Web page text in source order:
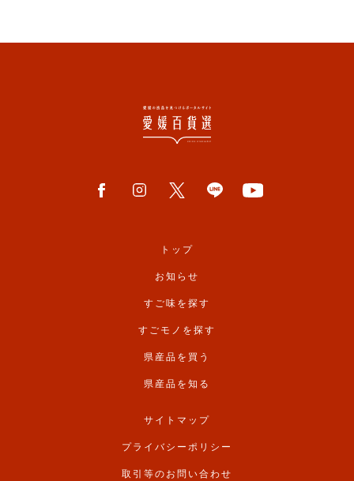
トップ
お知らせ
すご味を探す
すごモノを探す
県産品を買う
県産品を知る
サイトマップ
プライバシーポリシー
取引等のお問い合わせ